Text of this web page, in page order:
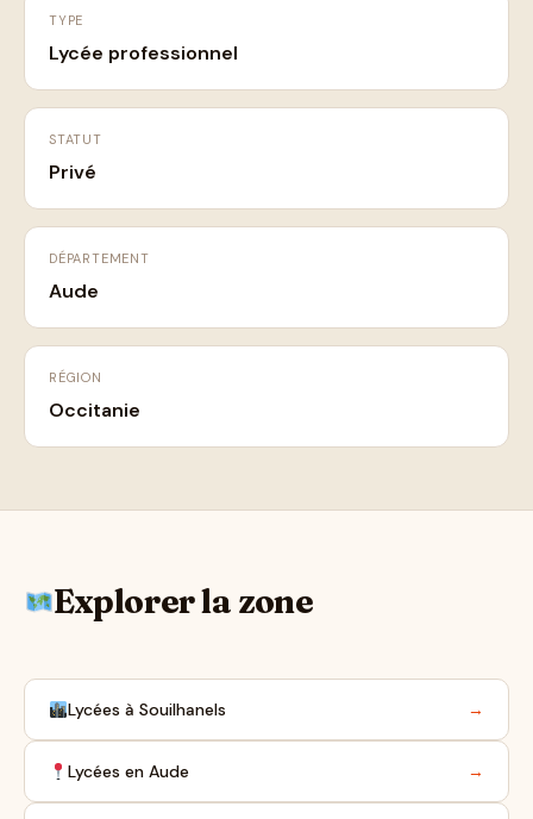
TYPE
Lycée professionnel
STATUT
Privé
DÉPARTEMENT
Aude
RÉGION
Occitanie
Explorer la zone
Lycées à Souilhanels →
Lycées en Aude →